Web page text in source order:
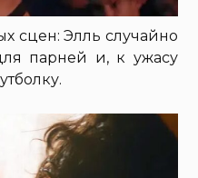
сцен: Элль случайно
парней и, к ужасу